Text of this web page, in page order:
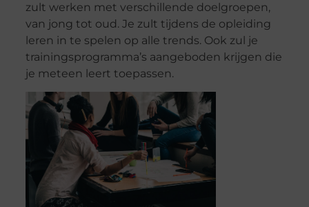
zult werken met verschillende doelgroepen,
van jong tot oud. Je zult tijdens de opleiding
leren in te spelen op alle trends. Ook zul je
trainingsprogramma’s aangeboden krijgen die
je meteen leert toepassen.